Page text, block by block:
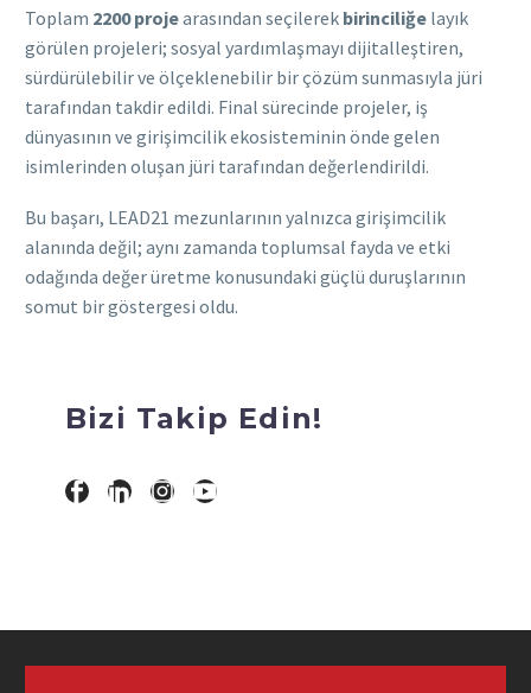
Toplam 2200 projearasından seçilerek birinciliğe layık
görülen projeleri; sosyal yardımlaşmayı dijitalleştiren,
sürdürülebilir ve ölçeklenebilir bir çözüm sunmasıyla jüri
tarafından takdir edildi. Final sürecinde projeler, iş
dünyasının ve girişimcilik ekosisteminin önde gelen
isimlerinden oluşan jüri tarafından değerlendirildi.
Bu başarı, LEAD21 mezunlarının yalnızca girişimcilik
alanında değil; aynı zamanda toplumsal fayda ve etki
odağında değer üretme konusundaki güçlü duruşlarının
somut bir göstergesi oldu.
Bizi Takip Edin!